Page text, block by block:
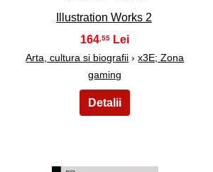
Illustration Works 2
164 ,55
Arta, cultura si biografii ›x3E; Zona
gaming